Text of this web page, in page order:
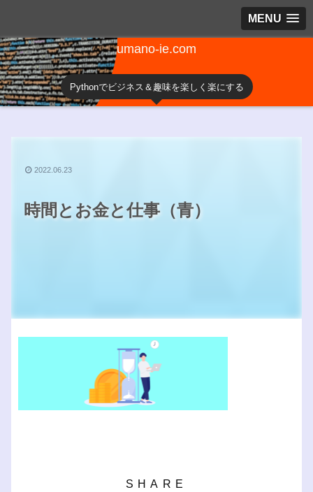
MENU
umano-ie.com
Pythonでビジネス＆趣味を楽しく楽にする
時間とお金と仕事（青）
2022.06.23